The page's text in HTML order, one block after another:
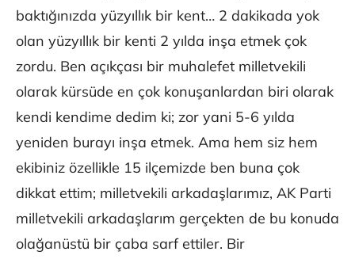
baktığınızda yüzyıllık bir kent… 2 dakikada yok
olan yüzyıllık bir kenti 2 yılda inşa etmek çok
zordu. Ben açıkçası bir muhalefet milletvekili
olarak kürsüde en çok konuşanlardan biri olarak
kendi kendime dedim ki; zor yani 5-6 yılda
yeniden burayı inşa etmek. Ama hem siz hem
ekibiniz özellikle 15 ilçemizde ben buna çok
dikkat ettim; milletvekili arkadaşlarımız, AK Parti
milletvekili arkadaşlarım gerçekten de bu konuda
olağanüstü bir çaba sarf ettiler. Bir